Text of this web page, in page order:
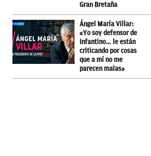
Gran Bretaña
Ángel María Villar:
«Yo soy defensor de
Infantino… le están
criticando por cosas
que a mí no me
parecen malas»